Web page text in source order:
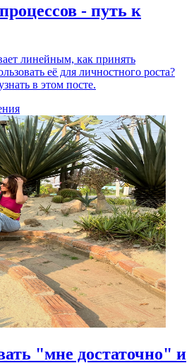
- путь к
линейным, как принять
её для личностного роста?
в этом посте.
"мне достаточно" и